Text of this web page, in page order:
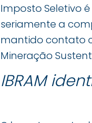
Imposto Seletivo
seriamente a
mantido contato
Mineração
IBRAM